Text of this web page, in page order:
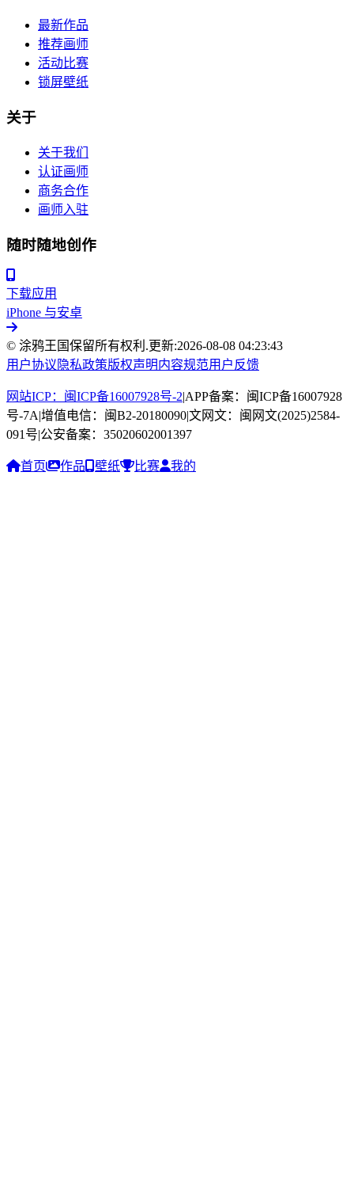
最新作品
推荐画师
活动比赛
锁屏壁纸
关于
关于我们
认证画师
商务合作
画师入驻
随时随地创作
下载应用
iPhone 与安卓
© 涂鸦王国保留所有权利.更新:2026-08-08 04:23:43
用户协议 隐私政策版权声明内容规范用户反馈
网站ICP：闽ICP备16007928号-2|APP备案：闽ICP备16007928
号-7A|增值电信：闽B2-20180090|文网文：闽网文(2025)2584-
091号|公安备案：35020602001397
首页 作品 壁纸 比赛 我的